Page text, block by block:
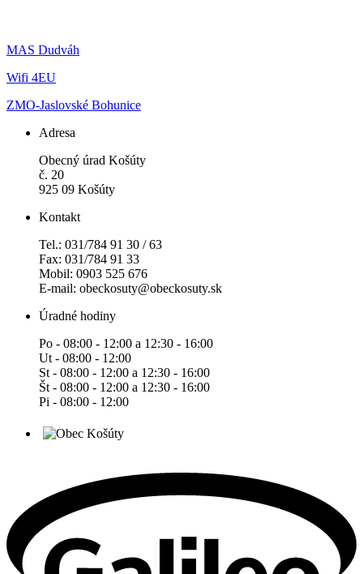
MAS Dudváh
Wifi 4EU
ZMO-Jaslovské Bohunice
Adresa
Obecný úrad Košúty
č. 20
925 09 Košúty
Kontakt
Tel.: 031/784 91 30 / 63
Fax: 031/784 91 33
Mobil: 0903 525 676
E-mail: obeckosuty@obeckosuty.sk
Úradné hodiny
Po - 08:00 - 12:00 a 12:30 - 16:00
Ut - 08:00 - 12:00
St - 08:00 - 12:00 a 12:30 - 16:00
Št - 08:00 - 12:00 a 12:30 - 16:00
Pi - 08:00 - 12:00